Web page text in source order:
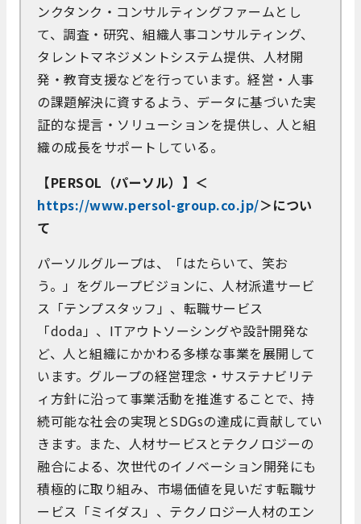
ンクタンク・コンサルティングファームとし
て、調査・研究、組織人事コンサルティング、
タレントマネジメントシステム提供、人材開
発・教育支援などを行っています。経営・人事
の課題解決に資するよう、データに基づいた実
証的な提言・ソリューションを提供し、人と組
織の成長をサポートしている。
【PERSOL（パーソル）】＜
https://www.persol-group.co.jp/＞につい
て
パーソルグループは、「はたらいて、笑お
う。」をグループビジョンに、人材派遣サービ
ス「テンプスタッフ」、転職サービス
「doda」、ITアウトソーシングや設計開発な
ど、人と組織にかかわる多様な事業を展開して
います。グループの経営理念・サステナビリテ
ィ方針に沿って事業活動を推進することで、持
続可能な社会の実現とSDGsの達成に貢献してい
きます。また、人材サービスとテクノロジーの
融合による、次世代のイノベーション開発にも
積極的に取り組み、市場価値を見いだす転職サ
ービス「ミイダス」、テクノロジー人材のエン